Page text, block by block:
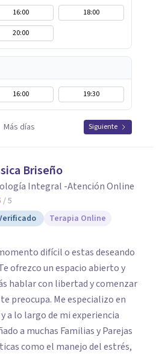
16:00
18:00
20:00
16:00 19:30
Más días Siguiente
Briseño
Integral -Atención Online
/ 5
Terapia Online
difícil o estas deseando
ofrezco un espacio abierto y
hablar con libertad y comenzar
especializo en
a lo largo de mi experiencia
a muchas Familias y Parejas
como el manejo del estrés,